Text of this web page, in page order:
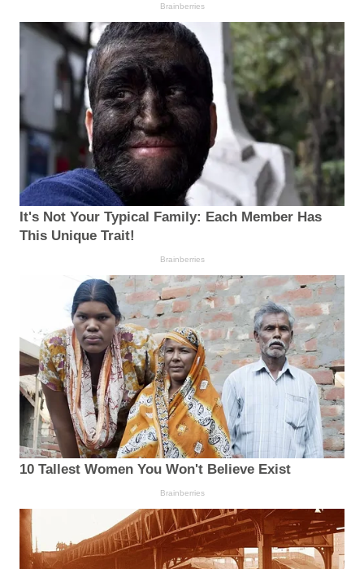
Brainberries
It's Not Your Typical Family: Each Member Has
This Unique Trait!
Brainberries
10 Tallest Women You Won't Believe Exist
Brainberries